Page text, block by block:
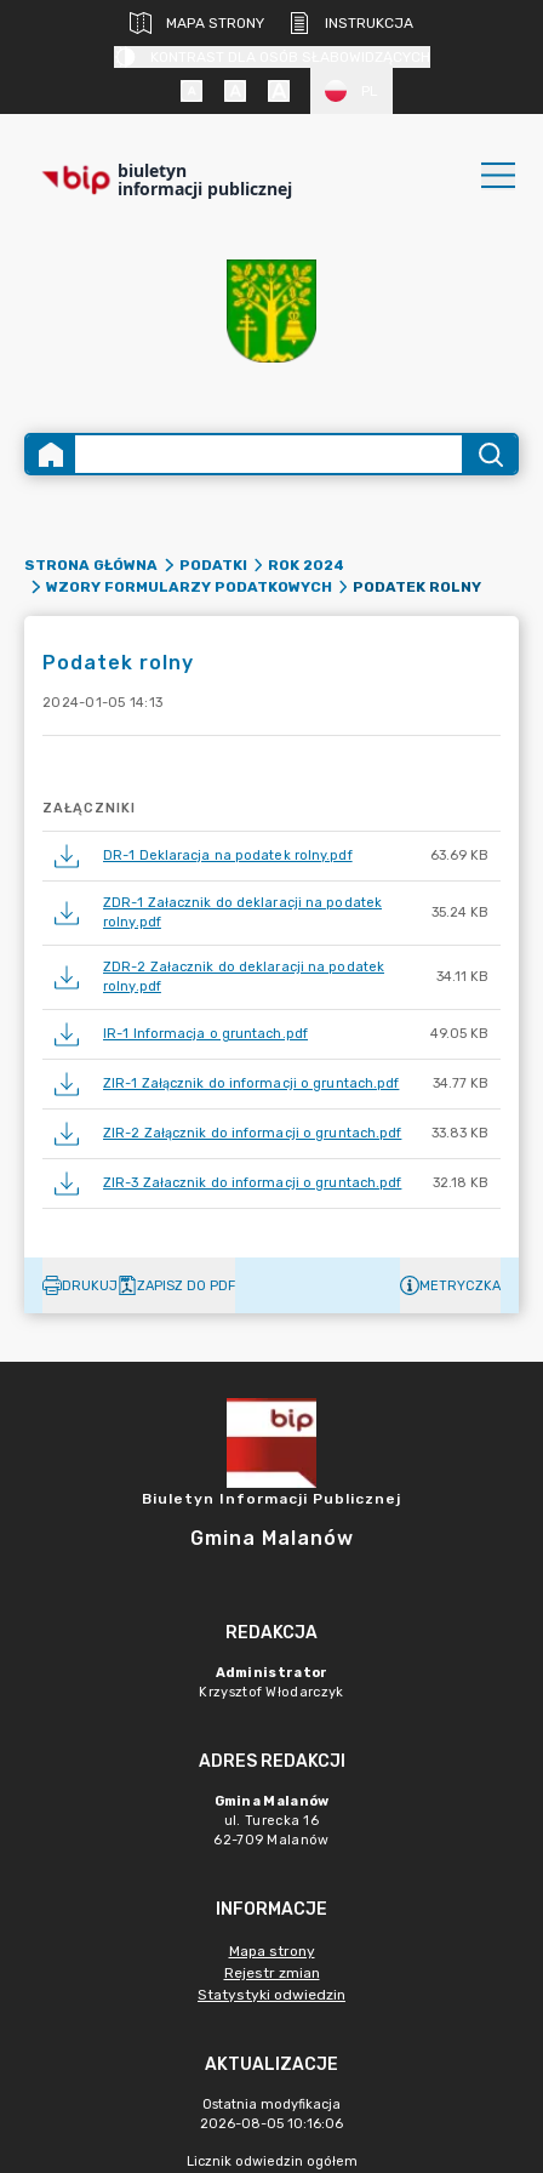
MAPA STRONY
INSTRUKCJA
biuletyn
informacji publicznej
STRONA GŁÓWNA PODATKI
ROK 2024
WZORY FORMULARZY PODATKOWYCH
PODATEK ROLNY
Podatek rolny
2024-01-05 14:13
ZAŁĄCZNIKI
DR-1 Deklaracja na podatek rolny.pdf 63.69 KB
ZDR-1 Załacznik do deklaracji na podatek
rolny.pdf
35.24 KB
ZDR-2 Załacznik do deklaracji na podatek
rolny.pdf
34.11 KB
IR-1 Informacja o gruntach.pdf 49.05 KB
ZIR-1 Załącznik do informacji o gruntach.pdf 34.77 KB
ZIR-2 Załącznik do informacji o gruntach.pdf 33.83 KB
ZIR-3 Załacznik do informacji o gruntach.pdf 32.18 KB
DRUKUJ ZAPISZ DO PDF METRYCZKA
Biuletyn Informacji Publicznej
Gmina Malanów
REDAKCJA
Administrator
Krzysztof Włodarczyk
ADRES REDAKCJI
Gmina Malanów
ul. Turecka 16
62-709 Malanów
INFORMACJE
Mapa strony
Rejestr zmian
Statystyki odwiedzin
AKTUALIZACJE
Ostatnia modyfikacja
2026-08-05 10:16:06
Licznik odwiedzin ogółem